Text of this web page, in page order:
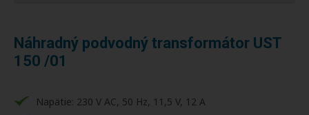
Náhradný podvodný transformátor UST
150 /01
Napätie: 230 V AC, 50 Hz, 11,5 V, 12 A